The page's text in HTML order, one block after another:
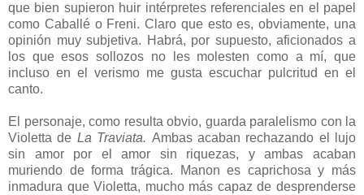
que bien supieron huir intérpretes referenciales en el papel
como Caballé o Freni. Claro que esto es, obviamente, una
opinión muy subjetiva. Habrá, por supuesto, aficionados a
los que esos sollozos no les molesten como a mí, que
incluso en el verismo me gusta escuchar pulcritud en el
canto.
El personaje, como resulta obvio, guarda paralelismo con la
Violetta de La Traviata. Ambas acaban rechazando el lujo
sin amor por el amor sin riquezas, y ambas acaban
muriendo de forma trágica. Manon es caprichosa y más
inmadura que Violetta, mucho más capaz de desprenderse